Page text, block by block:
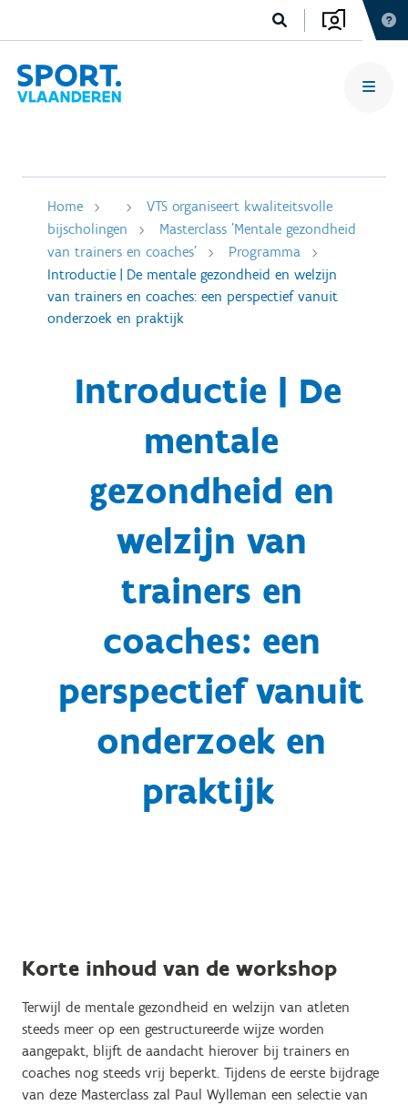
Home
VTS organiseert kwaliteitsvolle
bijscholingen
Masterclass 'Mentale gezondheid
van trainers en coaches'
Programma
Introductie | De mentale gezondheid en welzijn
van trainers en coaches: een perspectief vanuit
onderzoek en praktijk
Introductie | De
mentale
gezondheid en
welzijn van
trainers en
coaches: een
perspectief vanuit
onderzoek en
praktijk
Korte inhoud van de workshop
Terwijl de mentale gezondheid en welzijn van atleten
steeds meer op een gestructureerde wijze worden
aangepakt, blijft de aandacht hierover bij trainers en
coaches nog steeds vrij beperkt. Tijdens de eerste bijdrage
van deze Masterclass zal Paul Wylleman een selectie van